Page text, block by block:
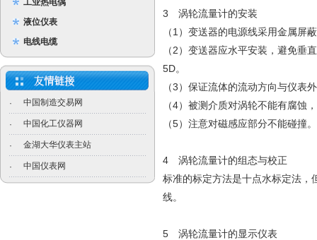
工业热电偶
液位仪表
电线电缆
· 中国制造交易网
· 中国化工仪器网
· 金湖大华仪表主站
· 中国仪表网
3 涡轮流量计的安装
（1）变送器的电源线采用金属屏
（2）变送器应水平安装，避免垂
5D。
（3）保证流体的流动方向与仪表
（4）被测介质对涡轮不能有腐蚀
（5）注意对磁感应部分不能碰撞。
4 涡轮流量计的组态与校正
标准的标定方法是十点水标定法，
线。
5 涡轮流量计的显示仪表